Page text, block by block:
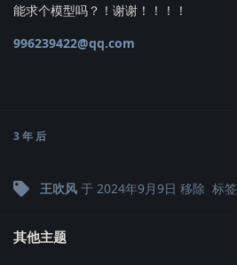
能求个模型吗？！谢谢！！！！
996239422@qq.com
3 年 后
王吹风 于 2024年9月9日 移除 标签
其他主题